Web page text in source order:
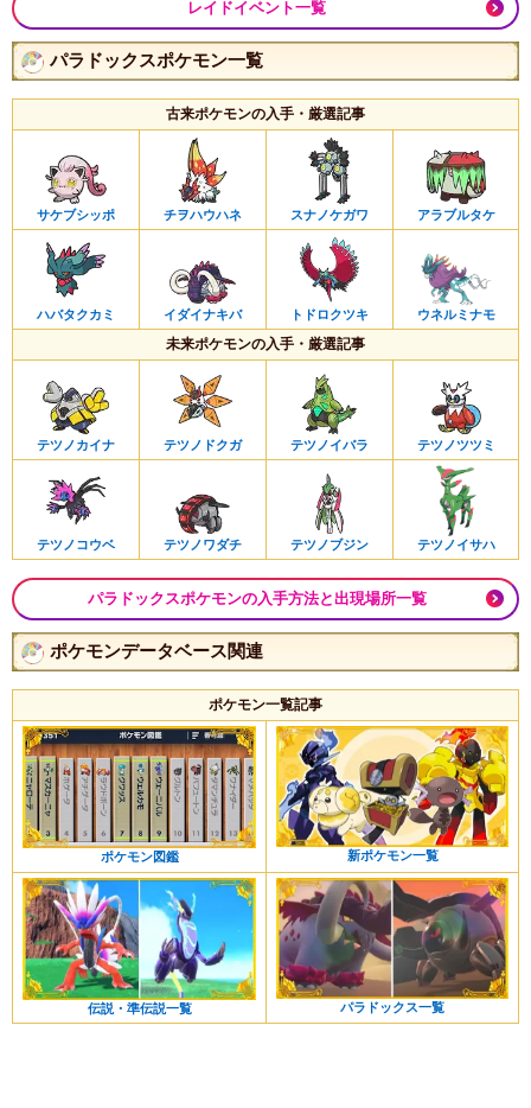
レイドイベント一覧
パラドックスポケモン一覧
古来ポケモンの入手・厳選記事
サケブシッポ チヲハウハネ スナノケガワ アラブルタケ
ハバタクカミ イダイナキバ トドロクツキ ウネルミナモ
未来ポケモンの入手・厳選記事
テツノカイナ テツノドクガ テツノイバラ テツノツツミ
テツノコウベ テツノワダチ テツノブジン テツノイサハ
パラドックスポケモンの入手方法と出現場所一覧
ポケモンデータベース関連
ポケモン一覧記事
ポケモン図鑑 新ポケモン一覧
伝説・準伝説一覧 パラドックス一覧